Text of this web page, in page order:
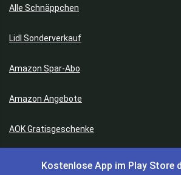
Alle Schnäppchen
Lidl Sonderverkauf
Amazon Spar-Abo
Amazon Angebote
AOK Gratisgeschenke
Gutscheine, Coupons & Payback
Kostenlose App im Play Store